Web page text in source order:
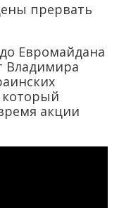
прервать
Евромайдана
Владимира
который
акции